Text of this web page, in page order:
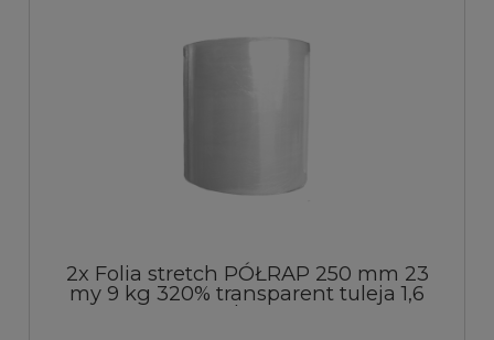
2x Folia stretch PÓŁRAP 250 mm 23
my 9 kg 320% transparent tuleja 1,6
kg